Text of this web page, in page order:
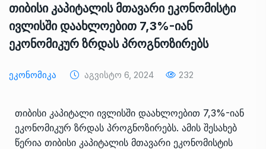
თიბისი კაპიტალის მთავარი ეკონომისტი
ივლისში დაახლოებით 7,3%-იან
ეკონომიკურ ზრდას პროგნოზირებს
Ეკონომიკა Აგვისტო 6, 2024 232
თიბისი კაპიტალი ივლისში დაახლოებით 7,3%-იან
ეკონომიკურ ზრდას პროგნოზირებს. ამის შესახებ
წერია თიბისი კაპიტალის მთავარი ეკონომისტის